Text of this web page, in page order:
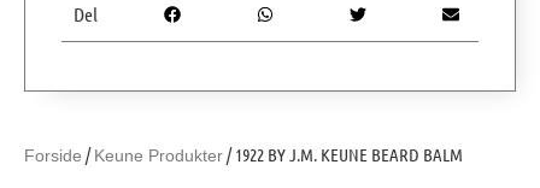
Forside /Keune Produkter/ 1922 BY J.M. KEUNE BEARD BALM
Del